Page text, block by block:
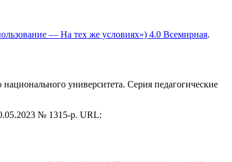
— На тех же условиях») 4.0 Всемирная.
университета. Серия педагогические
№ 1315-р. URL: